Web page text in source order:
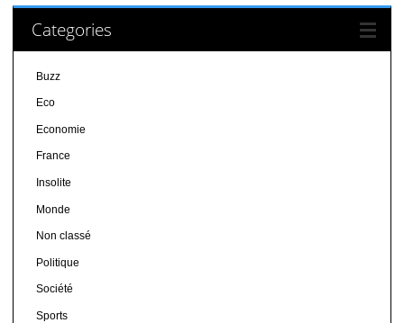
Categories
Buzz
Eco
Economie
France
Insolite
Monde
Non classé
Politique
Société
Sports